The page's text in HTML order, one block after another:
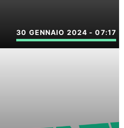
30 GENNAIO 2024 - 07:17